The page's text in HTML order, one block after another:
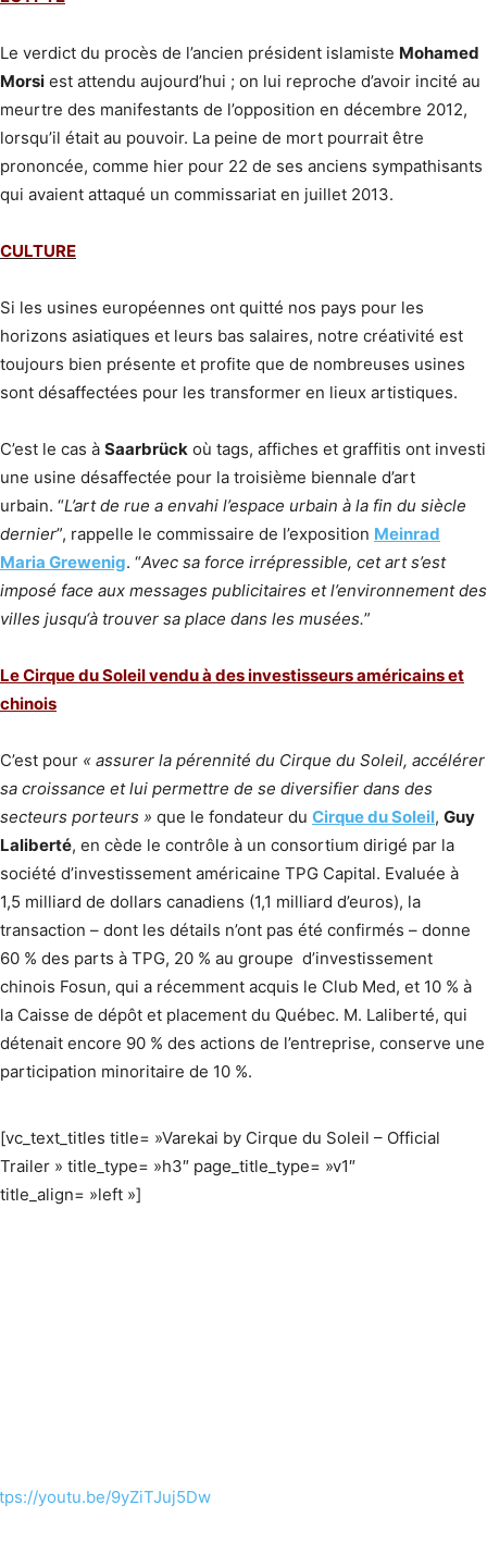
Le verdict du procès de l’ancien président islamiste Mohamed
Morsi est attendu aujourd’hui ; on lui reproche d’avoir incité au
meurtre des manifestants de l’opposition en décembre 2012,
lorsqu’il était au pouvoir. La peine de mort pourrait être
prononcée, comme hier pour 22 de ses anciens sympathisants
qui avaient attaqué un commissariat en juillet 2013.
CULTURE
Si les usines européennes ont quitté nos pays pour les
horizons asiatiques et leurs bas salaires, notre créativité est
toujours bien présente et profite que de nombreuses usines
sont désaffectées pour les transformer en lieux artistiques.
C’est le cas à Saarbrück où tags, affiches et graffitis ont investi
une usine désaffectée pour la troisième biennale d’art
urbain. “L’art de rue a envahi l’espace urbain à la fin du siècle
dernier”, rappelle le commissaire de l’exposition Meinrad
Maria Grewenig. “Avec sa force irrépressible, cet art s’est
imposé face aux messages publicitaires et l’environnement des
villes jusqu‘à trouver sa place dans les musées.”
Le Cirque du Soleil vendu à des investisseurs américains et
chinois
C’est pour « assurer la pérennité du Cirque du Soleil, accélérer
sa croissance et lui permettre de se diversifier dans des
secteurs porteurs » que le fondateur du Cirque du Soleil, Guy
Laliberté, en cède le contrôle à un consortium dirigé par la
société d’investissement américaine TPG Capital. Evaluée à
1,5 milliard de dollars canadiens (1,1 milliard d’euros), la
transaction – dont les détails n’ont pas été confirmés – donne
60 % des parts à TPG, 20 % au groupe d’investissement
chinois Fosun, qui a récemment acquis le Club Med, et 10 % à
la Caisse de dépôt et placement du Québec. M. Laliberté, qui
détenait encore 90 % des actions de l’entreprise, conserve une
participation minoritaire de 10 %.
[vc_text_titles title= »Varekai by Cirque du Soleil – Official
Trailer » title_type= »h3″ page_title_type= »v1″
title_align= »left »]
youtu.be/9yZiTJuj5Dw